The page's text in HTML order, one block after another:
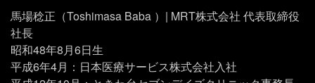
馬場稔正（Toshimasa Baba ）| MRT株式会社 代表取締役
社長
昭和48年8月6日生
平成6年4月：日本医療サービス株式会社入社